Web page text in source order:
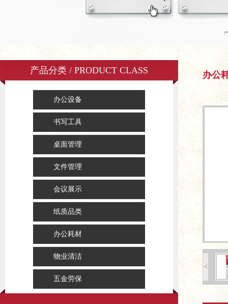
产品分类 / PRODUCT CLASS
办公设备
书写工具
桌面管理
文件管理
会议展示
纸质品类
办公耗材
物业清洁
五金劳保
办公
<